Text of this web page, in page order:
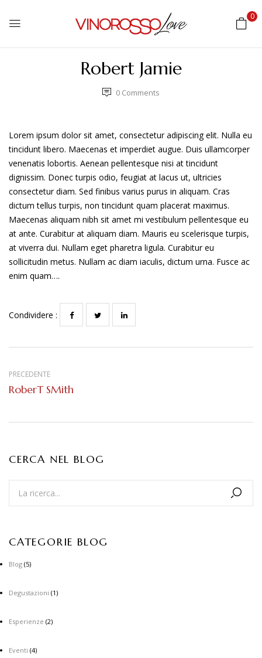
0
Robert Jamie
0 Comments
CERCA NEL BLOG
CATEGORIE BLOG
Blog (5)
Degustazioni (1)
Esperienze (2)
Eventi (4)
Lorem ipsum dolor sit amet, consectetur adipiscing elit. Nulla eu
tincidunt libero. Maecenas et imperdiet augue. Duis ullamcorper
venenatis lobortis. Aenean pellentesque nisi at tincidunt
dignissim. Donec turpis odio, feugiat at lacus ut, ultricies
consectetur diam. Sed finibus varius purus in aliquam. Cras
dictum tellus turpis, non tincidunt quam placerat maximus.
Maecenas aliquam nibh sit amet mi vestibulum pellentesque eu
at ante. Curabitur at aliquam diam. Mauris eu scelerisque turpis,
at viverra dui. Nullam eget pharetra ligula. Curabitur eu
sollicitudin metus. Nullam ac diam iaculis, dictum urna. Fusce ac
enim quam….
Condividere :
PRECEDENTE
RoberT SMith